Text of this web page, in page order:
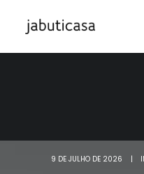
9 DE JULHO DE 2026 |